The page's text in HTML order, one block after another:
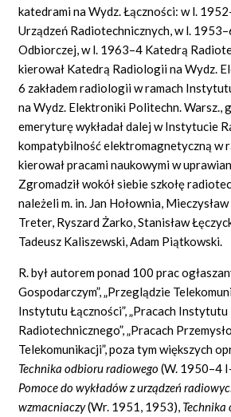
katedrami na Wydz. Łączności: w l.
Urządzeń Radiotechnicznych, w l.
Odbiorczej, w l. 1963–4 Katedrą
kierował Katedrą Radiologii na Wydz.
6 zakładem radiologii w ramach
na Wydz. Elektroniki Politechn. Warsz.,
emeryturę wykładał dalej w Instytucie
kompatybilność elektromagnetyczną w
kierował pracami naukowymi w
Zgromadził wokół siebie szkołę
należeli m. in. Jan Hołownia,
Treter, Ryszard Żarko, Stanisław
Tadeusz Kaliszewski, Adam Piątkowski.
R. był autorem ponad 100 prac
Gospodarczym”, „Przeglądzie
Instytutu Łączności”, „Pracach Instytutu
Radiotechnicznego”, „Pracach
Telekomunikacji”, poza tym większych
Technika odbioru radiowego(W. 1950–4
Pomoce do wykładów z urządzeń
wzmacniaczy(Wr. 1951, 1953), Technika